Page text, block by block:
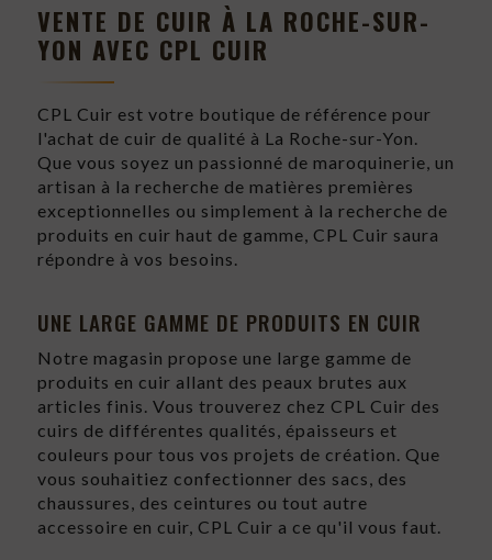
VENTE DE CUIR À LA ROCHE-SUR-
YON AVEC CPL CUIR
CPL Cuir est votre boutique de référence pour
l'achat de cuir de qualité à La Roche-sur-Yon.
Que vous soyez un passionné de maroquinerie, un
artisan à la recherche de matières premières
exceptionnelles ou simplement à la recherche de
produits en cuir haut de gamme, CPL Cuir saura
répondre à vos besoins.
UNE LARGE GAMME DE PRODUITS EN CUIR
Notre magasin propose une large gamme de
produits en cuir allant des peaux brutes aux
articles finis. Vous trouverez chez CPL Cuir des
cuirs de différentes qualités, épaisseurs et
couleurs pour tous vos projets de création. Que
vous souhaitiez confectionner des sacs, des
chaussures, des ceintures ou tout autre
accessoire en cuir, CPL Cuir a ce qu'il vous faut.